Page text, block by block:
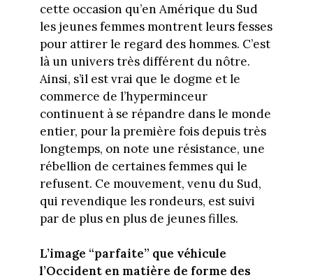
cette occasion qu’en Amérique du Sud
les jeunes femmes montrent leurs fesses
pour attirer le regard des hommes. C’est
là un univers très différent du nôtre.
Ainsi, s’il est vrai que le dogme et le
commerce de l’hyperminceur
continuent à se répandre dans le monde
entier, pour la première fois depuis très
longtemps, on note une résistance, une
rébellion de certaines femmes qui le
refusent. Ce mouvement, venu du Sud,
qui revendique les rondeurs, est suivi
par de plus en plus de jeunes filles.
L’image “parfaite” que véhicule
l’Occident en matière de forme des